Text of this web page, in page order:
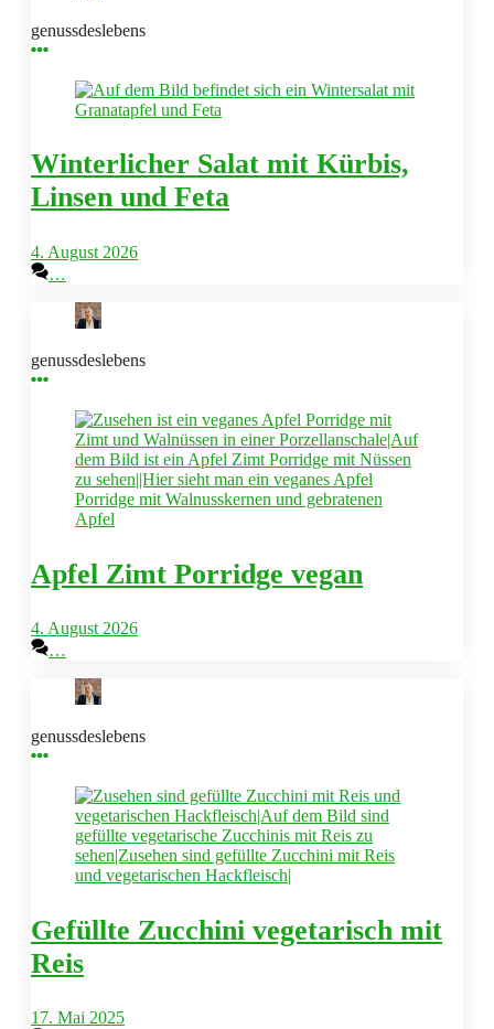
genussdeslebens
Winterlicher Salat mit Kürbis,
Linsen und Feta
4. August 2026
…
genussdeslebens
Apfel Zimt Porridge vegan
4. August 2026
…
genussdeslebens
Gefüllte Zucchini vegetarisch mit
Reis
17. Mai 2025